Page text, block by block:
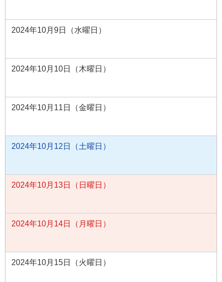
2024年10月9日（水曜日）
2024年10月10日（木曜日）
2024年10月11日（金曜日）
2024年10月12日（土曜日）
2024年10月13日（日曜日）
2024年10月14日（月曜日）
2024年10月15日（火曜日）